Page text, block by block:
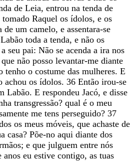
de Leia, entrou na tenda de
tomado Raquel os ídolos, e os
de um camelo, e assentara-se
Labão toda a tenda, e não os
a seu pai: Não se acenda a ira nos
que não posso levantar-me diante
tenho o costume das mulheres. E
achou os ídolos. 36 Então irou-se
Labão. E respondeu Jacó, e disse
transgressão? qual é o meu
me tens perseguido? 37
os meus móveis, que achaste de
casa? Põe-no aqui diante dos
; e que julguem entre nós
anos eu estive contigo, as tuas